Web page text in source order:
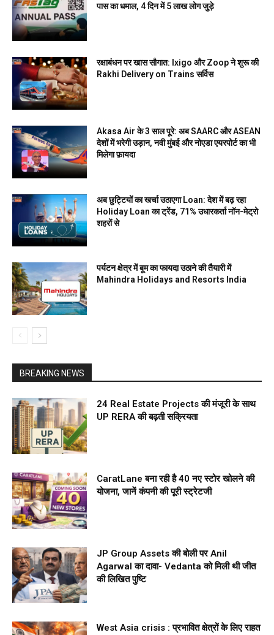
पास का धमाल, 4 दिन में 5 लाख लोग जुड़े
रक्षाबंधन पर खास सौगात: Ixigo और Zoop ने शुरू की
Rakhi Delivery on Trains सर्विस
Akasa Air के 3 साल पूरे: अब SAARC और ASEAN
देशों में भरेगी उड़ान, नवी मुंबई और नोएडा एयरपोर्ट का भी
मिलेगा फ़ायदा
अब छुट्टियों का खर्चा उठाएगा Loan: देश में बढ़ रहा
Holiday Loan का ट्रेंड, 71% उधारकर्ता नॉन-मेट्रो
शहरों से
पर्यटन क्षेत्र में बूम का फायदा उठाने की तैयारी में
Mahindra Holidays and Resorts India
BREAKING NEWS
24 Real Estate Projects की मंजूरी के साथ
UP RERA की बढ़ती सक्रियता
CaratLane बना रही है 40 नए स्टोर खोलने की
योजना, जानें कंपनी की पूरी स्ट्रेटजी
JP Group Assets की बोली पर Anil
Agarwal का दावा- Vedanta को मिली थी जीत
की लिखित पुष्टि
West Asia crisis : प्रभावित क्षेत्रों के लिए राहत